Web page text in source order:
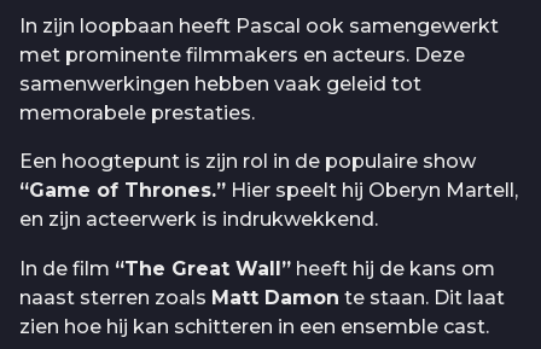
In zijn loopbaan heeft Pascal ook samengewerkt
met prominente filmmakers en acteurs. Deze
samenwerkingen hebben vaak geleid tot
memorabele prestaties.
Een hoogtepunt is zijn rol in de populaire show
“Game of Thrones.” Hier speelt hij Oberyn Martell,
en zijn acteerwerk is indrukwekkend.
In de film “The Great Wall” heeft hij de kans om
naast sterren zoals Matt Damon te staan. Dit laat
zien hoe hij kan schitteren in een ensemble cast.